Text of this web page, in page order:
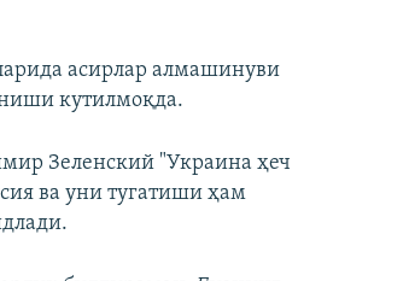
асирлар алмашинуви
кутилмоқда.
Зеленский "Украина ҳеч
ва уни тугатиши ҳам